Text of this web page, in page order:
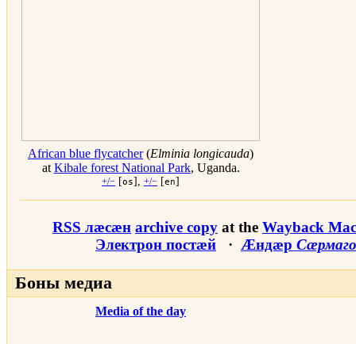
African blue flycatcher(Elminia longicauda)
at Kibale forest National Park, Uganda.
+/− [os], +/− [en]
RSS лæсæн archive copy at the Wayback
Электрон постæй
· Æндæр
Боны медиа
Media of the day